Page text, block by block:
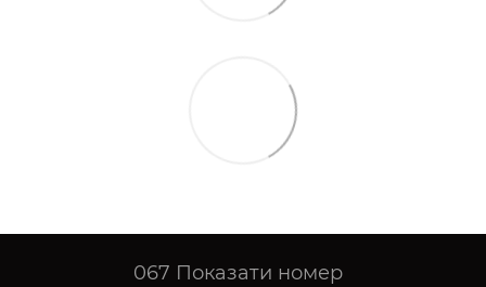
067 Показати номер